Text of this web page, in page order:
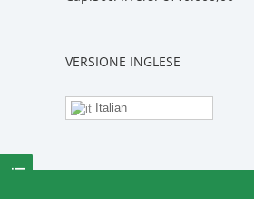
VERSIONE INGLESE
Italian